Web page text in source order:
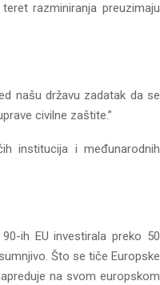
razminiranja preuzimaju
našu državu zadatak da se
civilne zaštite.”
institucija i međunarodnih
ih EU investirala preko 50
Što se tiče Europske
na svom europskom